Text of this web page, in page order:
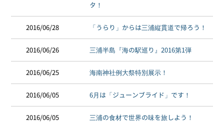
タ！
2016/06/28 「うらり」からは三浦縦貫道で帰ろう！
2016/06/26 三浦半島『海の駅巡り』2016第1弾
2016/06/25 海南神社例大祭特別展示！
2016/06/05 6月は「ジューンブライド」です！
2016/06/05 三浦の食材で世界の味を旅しよう！